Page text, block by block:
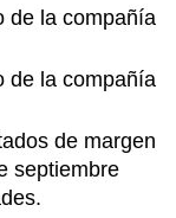
de la compañía
de la compañía
de margen
septiembre